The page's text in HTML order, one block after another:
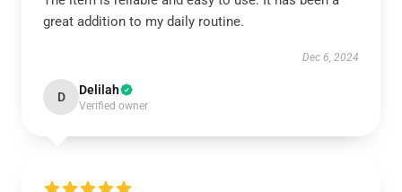
great addition to my daily routine.
Dec 6, 2024
D Delilah
Verified owner